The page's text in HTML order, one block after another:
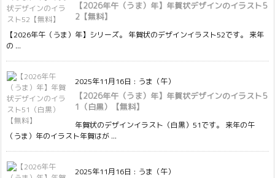
【2026年午（うま）年】年賀状デザインのイラスト5
2【無料】
【2026年午（うま）年】シリーズ。 年賀状のデザインイラスト52です。 来年
の ...
2025年11月16日 : うま（午）
【2026年午（うま）年】年賀状デザインのイラスト5
1（白黒）【無料】
年賀状のデザインイラスト（白黒）51です。 来年の午
（うま）年のイラスト年賀はが ...
2025年11月16日 : うま（午）